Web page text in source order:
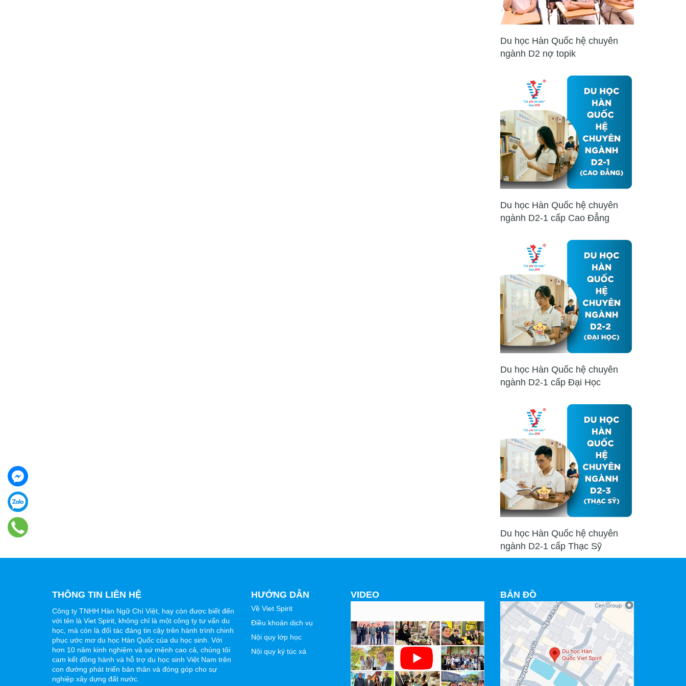
Du học Hàn Quốc hệ chuyên
ngành D2 nợ topik
Du học Hàn Quốc hệ chuyên
ngành D2-1 cấp Cao Đẳng
Du học Hàn Quốc hệ chuyên
ngành D2-1 cấp Đại Học
Du học Hàn Quốc hệ chuyên
ngành D2-1 cấp Thạc Sỹ
THÔNG TIN LIÊN HỆ
Công ty TNHH Hàn Ngữ Chí Việt, hay còn được biết đến
với tên là Viet Spirit, không chỉ là một công ty tư vấn du
học, mà còn là đối tác đáng tin cậy trên hành trình chinh
phục ước mơ du học Hàn Quốc của du học sinh. Với
hơn 10 năm kinh nghiệm và sứ mệnh cao cả, chúng tôi
cam kết đồng hành và hỗ trợ du học sinh Việt Nam trên
con đường phát triển bản thân và đóng góp cho sự
nghiệp xây dựng đất nước.
HƯỚNG DẪN
Về Viet Spirit
Điều khoản dịch vụ
Nội quy lớp học
Nội quy ký túc xá
VIDEO BẢN ĐỒ